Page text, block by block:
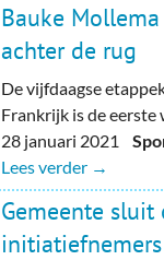
Bauke
achter de rug
De vijfdaagse
Frankrijk is de
28 januari 2021
Lees verder →
Gemeente